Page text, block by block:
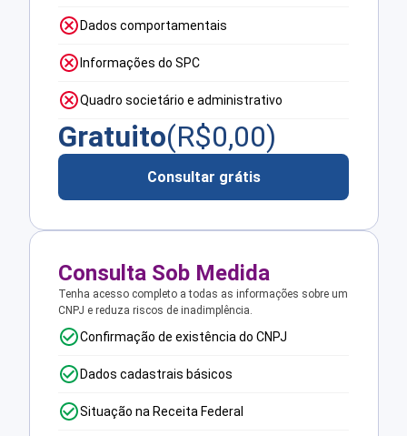
Dados comportamentais
Informações do SPC
Quadro societário e administrativo
Gratuito(R$0,00)
Consultar grátis
Consulta Sob Medida
Tenha acesso completo a todas as informações sobre um
CNPJ e reduza riscos de inadimplência.
Confirmação de existência do CNPJ
Dados cadastrais básicos
Situação na Receita Federal